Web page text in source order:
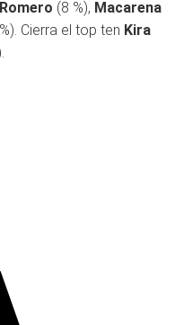
(8 %), Macarena
Cierra el top ten Kira